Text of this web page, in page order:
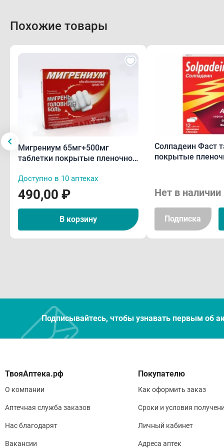
•
•
•
•
•
•
Для
Не
Похожие товары
Мигрениум 65мг+500мг
таблетки покрытые пленочной
Доступно в 10 аптеках
490,00 ₽
В корзину
Солпадеин Фаст
покрытые
Нет в наличии
Подписка
Подписывайтесь, чтобы узнавать первым об
О компании
Аптечная служба заказов
Нас благодарят
Вакансии
Покупателю
Как оформить заказ
Сроки и условия
Личный кабинет
Адреса аптек